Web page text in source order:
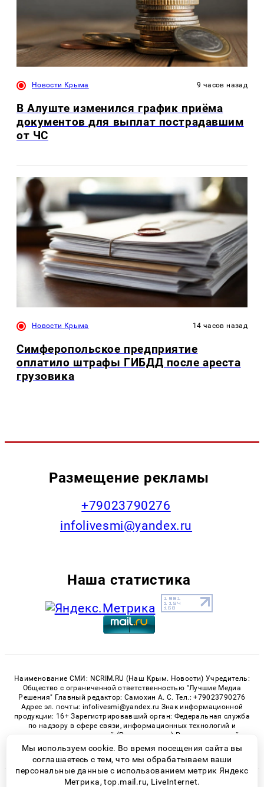
Новости Крыма 9 часов назад
В Алуште изменился график приёма
документов для выплат пострадавшим
от ЧС
Новости Крыма 14 часов назад
Симферопольское предприятие
оплатило штрафы ГИБДД после ареста
грузовика
Размещение рекламы
+79023790276
infolivesmi@yandex.ru
Наша статистика
Наименование СМИ: NCRIM.RU (Наш Крым. Новости) Учредитель:
Общество с ограниченной ответственностью "Лучшие Медиа
Решения" Главный редактор: Самохин А. С. Тел.: +79023790276
Адрес эл. почты: infolivesmi@yandex.ru Знак информационной
продукции: 16+ Зарегистрировавший орган: Федеральная служба
по надзору в сфере связи, информационных технологий и
массовых коммуникаций (Роскомнадзор) Регистрационный
номер СМИ ЭЛ № ФС 77 - 81150 от 02.06.2021
© 2026 «nCrim.ru» | Все права защищены
Мы используем cookie. Во время посещения сайта вы
соглашаетесь с тем, что мы обрабатываем ваши
персональные данные с использованием метрик Яндекс
Метрика, top.mail.ru, LiveInternet.